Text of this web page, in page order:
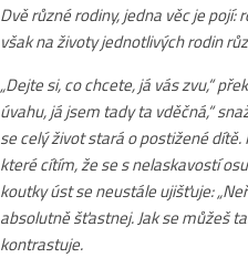
Dvě různé rodiny, jedna věc je
však na životy jednotlivých rodin
„Dejte si, co chcete, já vás zvu,“
úvahu, já jsem tady ta vděčná,“
se celý život stará o postižené
které cítím, že se s nelaskavostí
koutky úst se neustále ujišťuje:
absolutně šťastnej. Jak se můžeš
kontrastuje.